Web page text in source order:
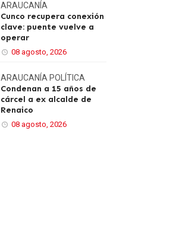
ARAUCANÍA
Cunco recupera conexión
clave: puente vuelve a
operar
08 agosto, 2026
ARAUCANÍA POLÍTICA
Condenan a 15 años de
cárcel a ex alcalde de
Renaico
08 agosto, 2026